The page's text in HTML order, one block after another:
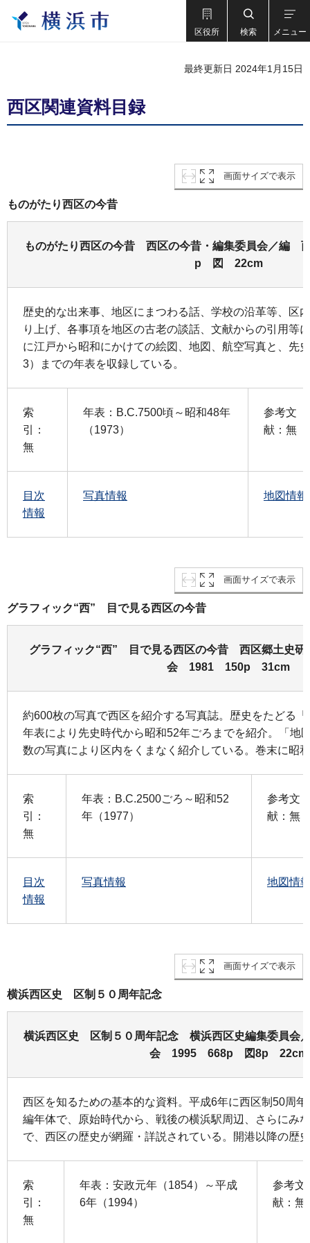
区役所 検索 メニュー
最終更新日 2024年1月15日
西区関連資料目録
画面サイズで表示
ものがたり西区の今昔
ものがたり西区の今昔 西区の今昔・編集委員会／編
p 図 22cm
歴史的な出来事、地区にまつわる話、学校の沿革等、区
り上げ、各事項を地区の古老の談話、文献からの引用等
に江戸から昭和にかけての絵図、地図、航空写真と、先
3）までの年表を収録している。
索
引：
無
年表：B.C.7500頃～昭和48年
（1973）
参考文
献：無
目次
情報
写真情報 地図情報
画面サイズで表示
グラフィック“西” 目で見る西区の今昔
グラフィック“西” 目で見る西区の今昔 西区郷土史
会 1981 150p 31cm
約600枚の写真で西区を紹介する写真誌。歴史をたどる
年表により先史時代から昭和52年ごろまでを紹介。「地
数の写真により区内をくまなく紹介している。巻末に昭
索
引：
無
年表：B.C.2500ごろ～昭和52
年（1977）
参考文
献：無
目次
情報
写真情報 地図情
画面サイズで表示
横浜西区史 区制５０周年記念
横浜西区史 区制５０周年記念 横浜西区史編集委員会
会 1995 668p 図8p 22cm
西区を知るための基本的な資料。平成6年に西区制50周
編年体で、原始時代から、戦後の横浜駅周辺、さらにみ
で、西区の歴史が網羅・詳説されている。開港以降の歴
索
引：
無
年表：安政元年（1854）～平成
6年（1994）
参考文
献：無